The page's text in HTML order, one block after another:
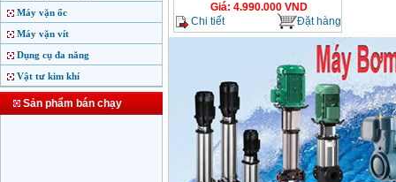
Máy vặn ốc
Máy vặn vít
Dụng cụ đa năng
Vật tư kim khí
Sản phẩm bán chạy
Giá: 4.990.000VND
Chi tiết
Đặt hàng